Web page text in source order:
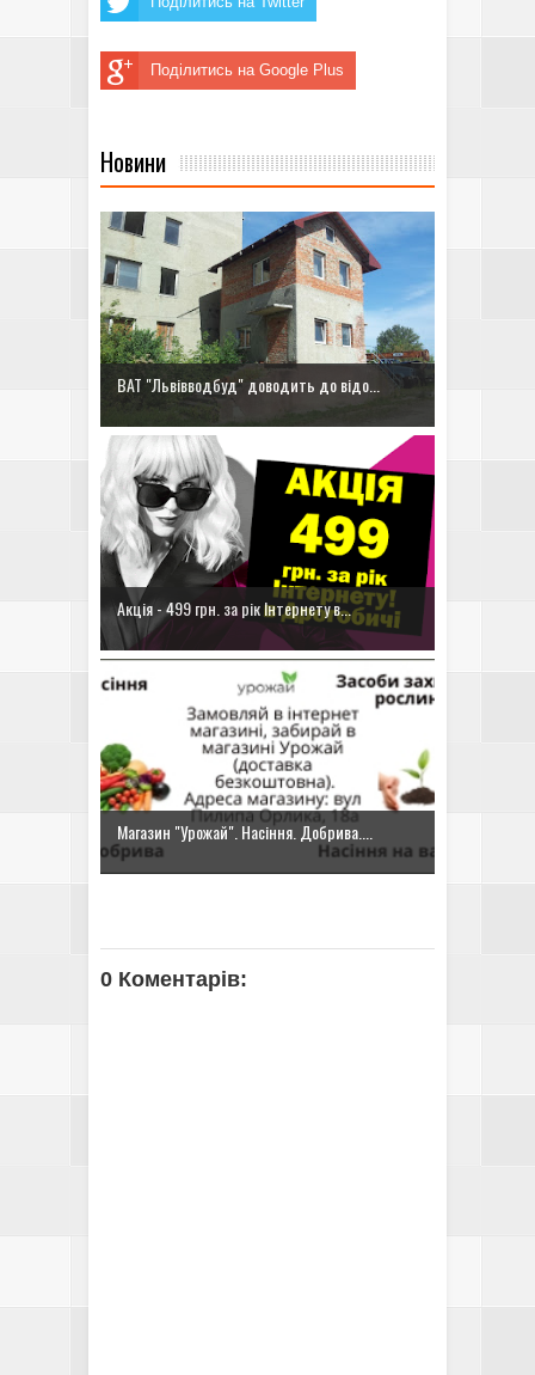
Поділитись на Google Plus
Новини
ВАТ "Львівводбуд" доводить до відо...
Акція - 499 грн. за рік Інтернету в...
Магазин "Урожай". Насіння. Добрива....
0 Коментарів: